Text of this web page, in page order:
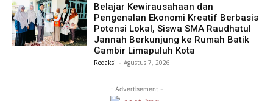
Belajar Kewirausahaan dan
Pengenalan Ekonomi Kreatif Berbasis
Potensi Lokal, Siswa SMA Raudhatul
Jannah Berkunjung ke Rumah Batik
Gambir Limapuluh Kota
Redaksi - Agustus 7, 2026
- Advertisement -